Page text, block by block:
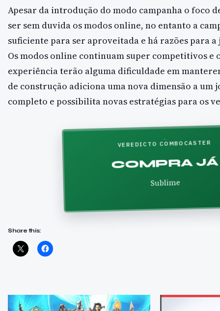
Apesar da introdução do modo campanha o foco
ser sem duvida os modos online, no entanto a
suficiente para ser aproveitada e há razões para a
Os modos online continuam super competitivos e
experiência terão alguma dificuldade em
de construção adiciona uma nova dimensão a um
completo e possibilita novas estratégias para os
VEREDICTO COMBOCASTER
COMPRA JÁ
Sublime
Share this: